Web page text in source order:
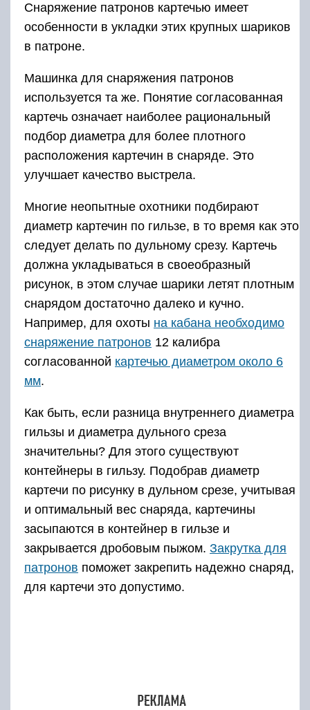
Снаряжение патронов картечью имеет
особенности в укладки этих крупных шариков
в патроне.
Машинка для снаряжения патронов
используется та же. Понятие согласованная
картечь означает наиболее рациональный
подбор диаметра для более плотного
расположения картечин в снаряде. Это
улучшает качество выстрела.
Многие неопытные охотники подбирают
диаметр картечин по гильзе, в то время как это
следует делать по дульному срезу. Картечь
должна укладываться в своеобразный
рисунок, в этом случае шарики летят плотным
снарядом достаточно далеко и кучно.
Например, для охоты на кабана необходимо
снаряжение патронов 12 калибра
согласованной картечью диаметром около 6
мм.
Как быть, если разница внутреннего диаметра
гильзы и диаметра дульного среза
значительны? Для этого существуют
контейнеры в гильзу. Подобрав диаметр
картечи по рисунку в дульном срезе, учитывая
и оптимальный вес снаряда, картечины
засыпаются в контейнер в гильзе и
закрывается дробовым пыжом. Закрутка для
патронов поможет закрепить надежно снаряд,
для картечи это допустимо.